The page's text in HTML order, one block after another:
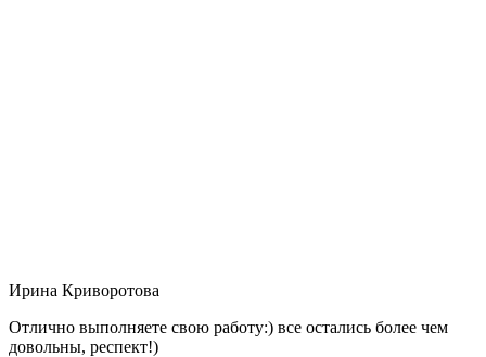
Ирина Криворотова
Отлично выполняете свою работу:) все остались более чем
довольны, респект!)